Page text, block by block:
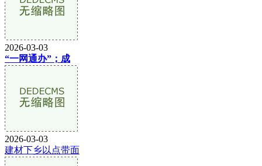
2026-03-03
“一网通办”；成
2026-03-03
建材下乡以点带面